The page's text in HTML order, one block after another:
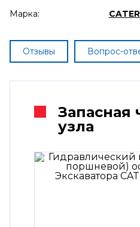
Марка:
Отзывы Вопрос-
Запасная
узла